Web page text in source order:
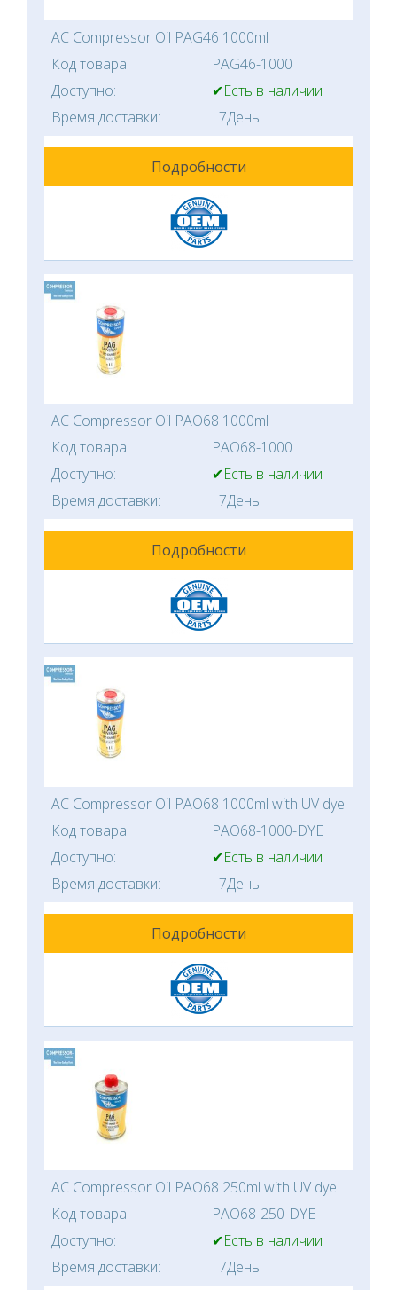
AC Compressor Oil PAG46 1000ml
Код товара:
PAG46-1000
Доступно:
✔Есть в наличии
Время доставки:
7День
Подробности
AC Compressor Oil PAO68 1000ml
Код товара:
PAO68-1000
Доступно:
✔Есть в наличии
Время доставки:
7День
Подробности
AC Compressor Oil PAO68 1000ml with UV dye
Код товара:
PAO68-1000-DYE
Доступно:
✔Есть в наличии
Время доставки:
7День
Подробности
AC Compressor Oil PAO68 250ml with UV dye
Код товара:
PAO68-250-DYE
Доступно:
✔Есть в наличии
Время доставки:
7День